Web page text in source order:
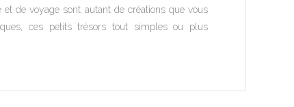
de voyage sont autant de créations que vous
ces petits trésors tout simples ou plus